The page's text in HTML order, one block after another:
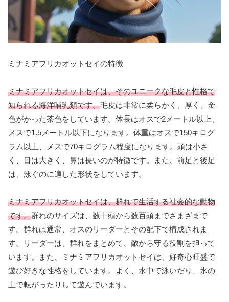
ミナミアフリカオットセイの特徴
ミナミアフリカオットセイは、そのユニークな毛皮と性格で
知られる海洋哺乳類です。毛皮は非常に柔らかく、厚く、金
色がかった茶色をしています。体長はオスで2メートル以上、
メスで1.5メートル以下になります。体重はオスで150キログ
ラム以上、メスで70キログラム程度になります。頭は小さ
く、目は大きく、鼻は長いのが特徴です。また、前足と後足
は、泳ぐのに適した形状をしています。
ミナミアフリカオットセイは、群れで生活する社会的な動物
です。群れのサイズは、数十頭から数百頭までさまざまで
す。群れは通常、オスのリーダーとその配下で構成されま
す。リーダーは、群れをまとめて、敵から守る役割を担って
います。また、ミナミアフリカオットセイは、好奇心旺盛で
遊び好きな性格をしています。よく、水中で泳いだり、氷の
上で転がったりして遊んでいます。